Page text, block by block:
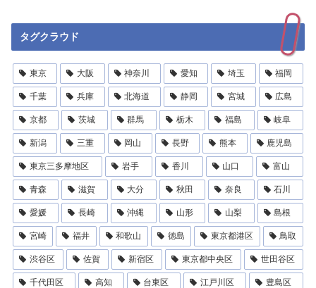
タグクラウド
東京 大阪 神奈川 愛知 埼玉 福岡
千葉 兵庫 北海道 静岡 宮城 広島
京都 茨城 群馬 栃木 福島 岐阜
新潟 三重 岡山 長野 熊本 鹿児島
東京三多摩地区 岩手 香川 山口 富山
青森 滋賀 大分 秋田 奈良 石川
愛媛 長崎 沖縄 山形 山梨 島根
宮崎 福井 和歌山 徳島 東京都港区 鳥取
渋谷区 佐賀 新宿区 東京都中央区 世田谷区
千代田区 高知 台東区 江戸川区 豊島区